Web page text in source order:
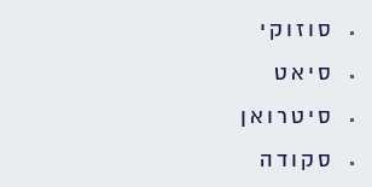
סוזוקי
סיאט
סיטרואן
סקודה